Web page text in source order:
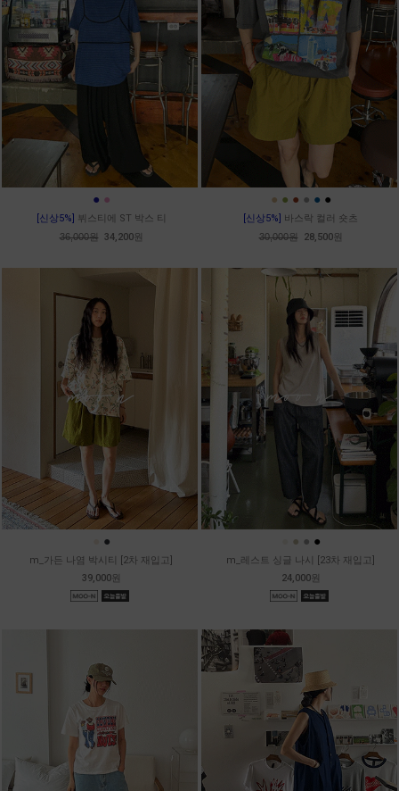
● ●
[신상5%] 뷔스티에 ST 박스 티
36,000원 34,200원
● ● ● ● ● ●
[신상5%] 바스락 컬러 숏츠
30,000원 28,500원
●
m_가든 나염 박시티 [2차 재입고]
39,000원
● ● ●
m_레스트 싱글 나시 [23차 재입고]
24,000원